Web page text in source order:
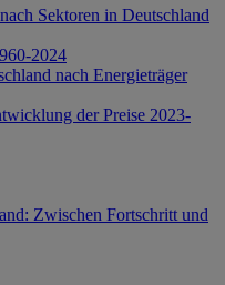
Sektoren in Deutschland
2024
nach Energieträger
der Preise 2023-
Zwischen Fortschritt und